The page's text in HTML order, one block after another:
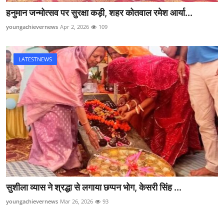
हनुमान जन्मोत्सव पर सुरक्षा कड़ी, शहर कोतवाल रमेश आर्या...
youngachievernews Apr 2, 2026 109
LATESTNEWS
सुशीला व्यास ने श्रद्धा से लगाया छप्पन भोग, केसरी सिंह ...
youngachievernews Mar 26, 2026 93